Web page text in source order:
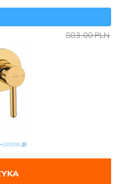
883,00 PLN